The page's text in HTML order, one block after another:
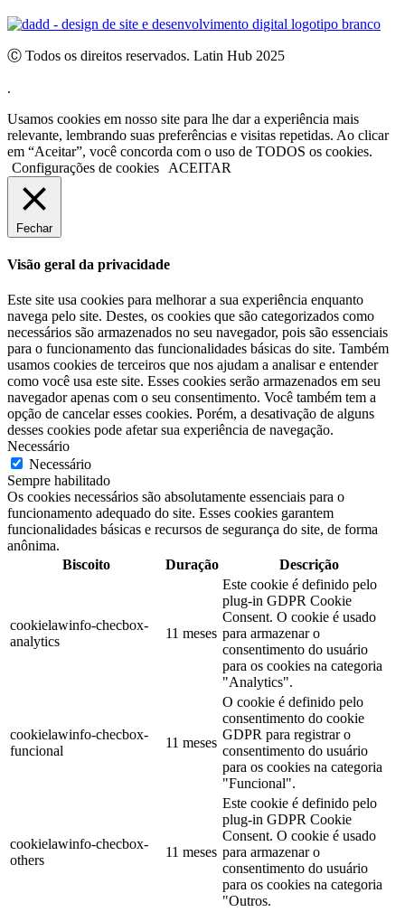
Ⓒ Todos os direitos reservados. Latin Hub 2025
.
Usamos cookies em nosso site para lhe dar a experiência mais
relevante, lembrando suas preferências e visitas repetidas. Ao clicar
em “Aceitar”, você concorda com o uso de TODOS os cookies.
Configurações de cookies
ACEITAR
Fechar
Visão geral da privacidade
Este site usa cookies para melhorar a sua experiência enquanto
navega pelo site. Destes, os cookies que são categorizados como
necessários são armazenados no seu navegador, pois são essenciais
para o funcionamento das funcionalidades básicas do site. Também
usamos cookies de terceiros que nos ajudam a analisar e entender
como você usa este site. Esses cookies serão armazenados em seu
navegador apenas com o seu consentimento. Você também tem a
opção de cancelar esses cookies. Porém, a desativação de alguns
desses cookies pode afetar sua experiência de navegação.
Necessário
Necessário
Sempre habilitado
Os cookies necessários são absolutamente essenciais para o
funcionamento adequado do site. Esses cookies garantem
funcionalidades básicas e recursos de segurança do site, de forma
anônima.
Biscoito
Duração Descrição
cookielawinfo-checbox-
analytics
11 meses
Este cookie é definido pelo
plug-in GDPR Cookie
Consent. O cookie é usado
para armazenar o
consentimento do usuário
para os cookies na categoria
"Analytics".
cookielawinfo-checbox-
funcional
11 meses
O cookie é definido pelo
consentimento do cookie
GDPR para registrar o
consentimento do usuário
para os cookies na categoria
"Funcional".
cookielawinfo-checbox-
others
11 meses
Este cookie é definido pelo
plug-in GDPR Cookie
Consent. O cookie é usado
para armazenar o
consentimento do usuário
para os cookies na categoria
"Outros.